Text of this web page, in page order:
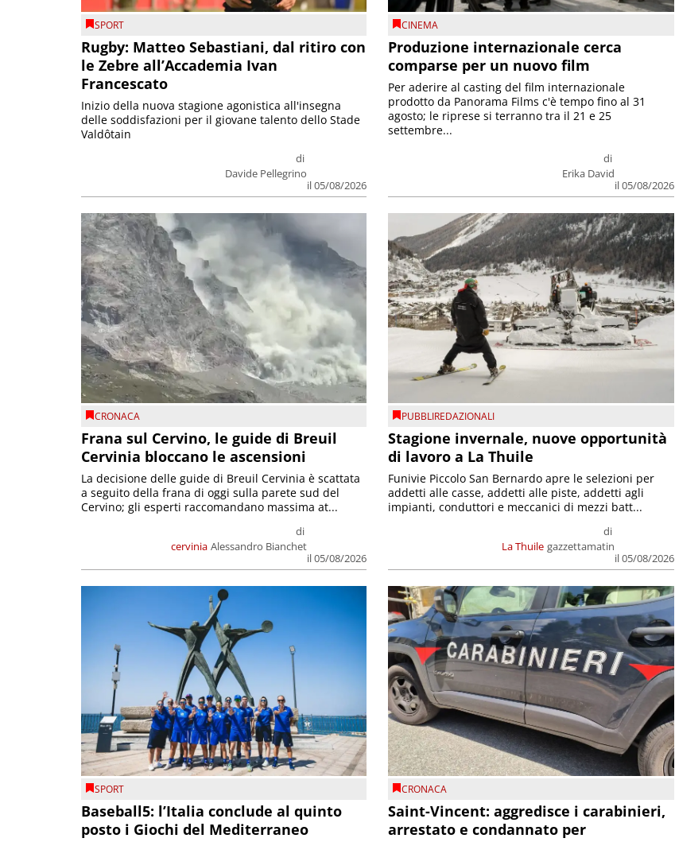
SPORT
Rugby: Matteo Sebastiani, dal ritiro con
le Zebre all’Accademia Ivan
Francescato
di
Davide Pellegrino
il 05/08/2026
Inizio della nuova stagione agonistica all'insegna
delle soddisfazioni per il giovane talento dello Stade
Valdôtain
CINEMA
Produzione internazionale cerca
comparse per un nuovo film
di
Erika David
il 05/08/2026
Per aderire al casting del film internazionale
prodotto da Panorama Films c'è tempo fino al 31
agosto; le riprese si terranno tra il 21 e 25
settembre...
CRONACA
Frana sul Cervino, le guide di Breuil
Cervinia bloccano le ascensioni
cervinia
di
Alessandro Bianchet
il 05/08/2026
La decisione delle guide di Breuil Cervinia è scattata
a seguito della frana di oggi sulla parete sud del
Cervino; gli esperti raccomandano massima at...
PUBBLIREDAZIONALI
Stagione invernale, nuove opportunità
di lavoro a La Thuile
La Thuile
di
gazzettamatin
il 05/08/2026
Funivie Piccolo San Bernardo apre le selezioni per
addetti alle casse, addetti alle piste, addetti agli
impianti, conduttori e meccanici di mezzi batt...
SPORT
Baseball5: l’Italia conclude al quinto
posto i Giochi del Mediterraneo
CRONACA
Saint-Vincent: aggredisce i carabinieri,
arrestato e condannato per